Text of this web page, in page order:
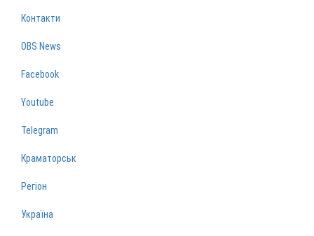
Контакти
OBS News
Facebook
Youtube
Telegram
Краматорськ
Регіон
Україна